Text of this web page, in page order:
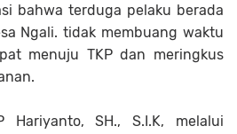
bahwa terduga pelaku berada
Ngali. tidak membuang waktu
menuju TKP dan meringkus
Hariyanto, SH., S.I.K, melalui